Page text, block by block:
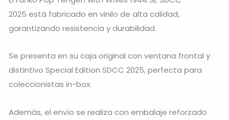
2025 está fabricado en vinilo de alta calidad,
garantizando resistencia y durabilidad.
Se presenta en su caja original con ventana frontal y
distintivo Special Edition SDCC 2025, perfecta para
coleccionistas in-box.
Además, el envío se realiza con embalaje reforzado